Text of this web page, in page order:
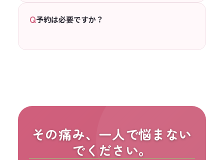
Q予約は必要ですか？
その痛み、一人で悩まない
でください。